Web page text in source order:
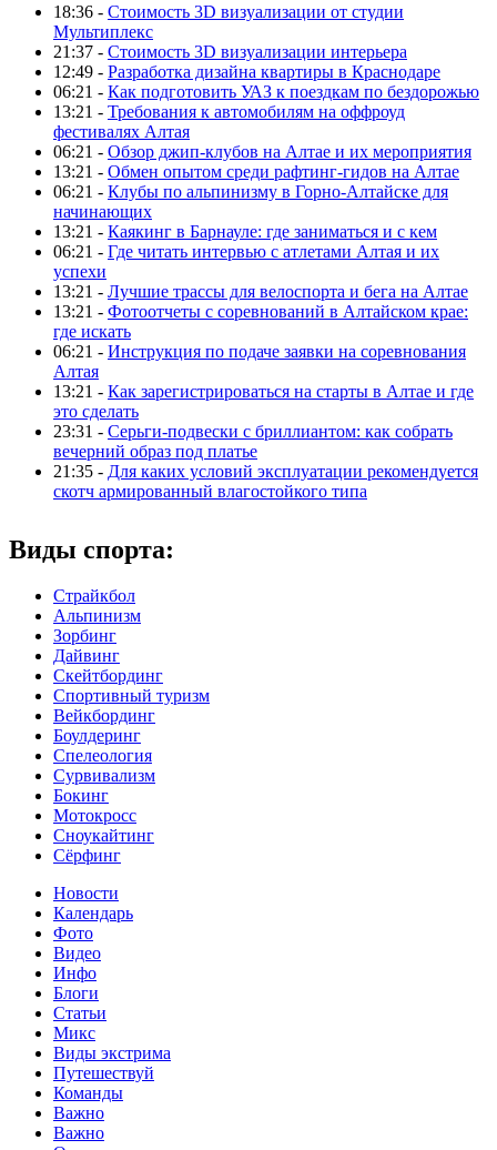
18:36 - Стоимость 3D визуализации от студии
Мультиплекс
21:37 - Стоимость 3D визуализации интерьера
12:49 - Разработка дизайна квартиры в Краснодаре
06:21 - Как подготовить УАЗ к поездкам по бездорожью
13:21 - Требования к автомобилям на оффроуд
фестивалях Алтая
06:21 - Обзор джип-клубов на Алтае и их мероприятия
13:21 - Обмен опытом среди рафтинг-гидов на Алтае
06:21 - Клубы по альпинизму в Горно-Алтайске для
начинающих
13:21 - Каякинг в Барнауле: где заниматься и с кем
06:21 - Где читать интервью с атлетами Алтая и их
успехи
13:21 - Лучшие трассы для велоспорта и бега на Алтае
13:21 - Фотоотчеты с соревнований в Алтайском крае:
где искать
06:21 - Инструкция по подаче заявки на соревнования
Алтая
13:21 - Как зарегистрироваться на старты в Алтае и где
это сделать
23:31 - Серьги-подвески с бриллиантом: как собрать
вечерний образ под платье
21:35 - Для каких условий эксплуатации рекомендуется
скотч армированный влагостойкого типа
Виды спорта:
Страйкбол
Альпинизм
Зорбинг
Дайвинг
Скейтбординг
Спортивный туризм‎
Вейкбординг
Боулдеринг
Спелеология
Сурвивализм
Бокинг
Мотокросс
Сноукайтинг
Сёрфинг
Новости
Календарь
Фото
Видео
Инфо
Блоги
Статьи
Микс
Виды экстрима
Путешествуй
Команды
Важно
Важно